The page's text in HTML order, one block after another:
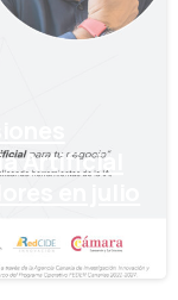
Artificial